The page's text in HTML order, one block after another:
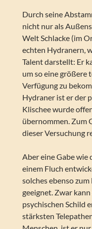
Durch seine
nicht nur als
Welt Schlacke (im
echten Hydranern,
Talent darstellt: Er
um so eine größere
Verfügung zu
Hydraner ist er der
Klischee wurde
übernommen. Zum
dieser Versuchung
Aber eine Gabe wie
einem Fluch
solches ebenso
geeignet. Zwar
psychischen Schild
stärksten